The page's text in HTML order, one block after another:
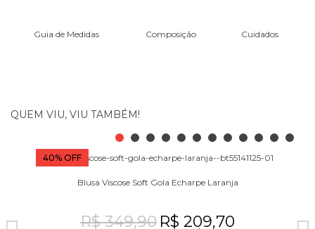
Guia de Medidas Composição Cuidados
QUEM VIU, VIU TAMBÉM!
Blusa Viscose Soft Gola Echarpe Laranja
R$ 349,90 R$ 209,70
40% OFF